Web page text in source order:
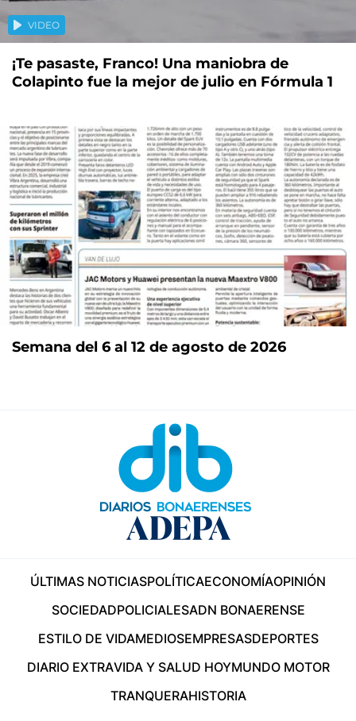
VIDEO
¡Te pasaste, Franco! Una maniobra de
Colapinto fue la mejor de julio en Fórmula 1
Semana del 6 al 12 de agosto de 2026
ÚLTIMAS NOTICIASPOLÍTICAECONOMÍAOPINIÓN
SOCIEDADPOLICIALESADN BONAERENSE
ESTILO DE VIDAMEDIOSEMPRESASDEPORTES
DIARIO EXTRAVIDA Y SALUD HOYMUNDO MOTOR
TRANQUERAHISTORIA